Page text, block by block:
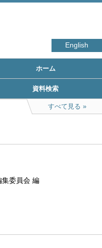
English
ホーム
資料検索
すべて見る
集委員会 編